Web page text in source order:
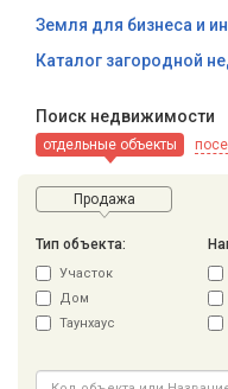
Земля для бизнеса и
Каталог загородной
Поиск недвижимости
отдельные объекты
Продажа
Тип объекта:
Участок
Дом
Таунхаус